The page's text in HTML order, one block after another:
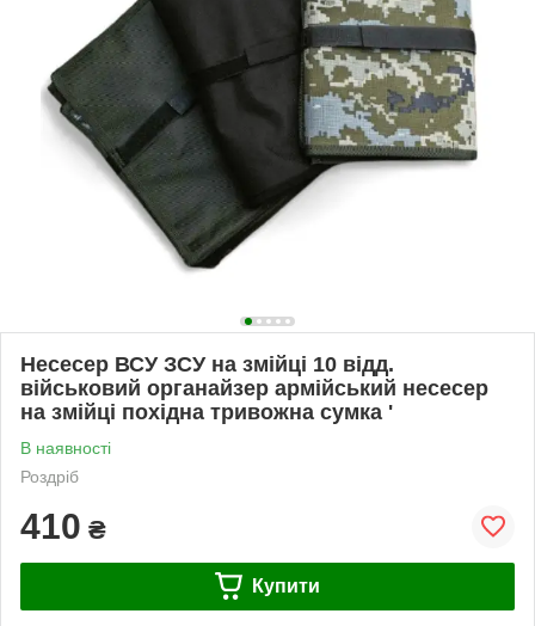
Несесер ВСУ ЗСУ на змійці 10 відд.
військовий органайзер армійський несесер
на змійці похідна тривожна сумка '
В наявності
Роздріб
410 ₴
Купити